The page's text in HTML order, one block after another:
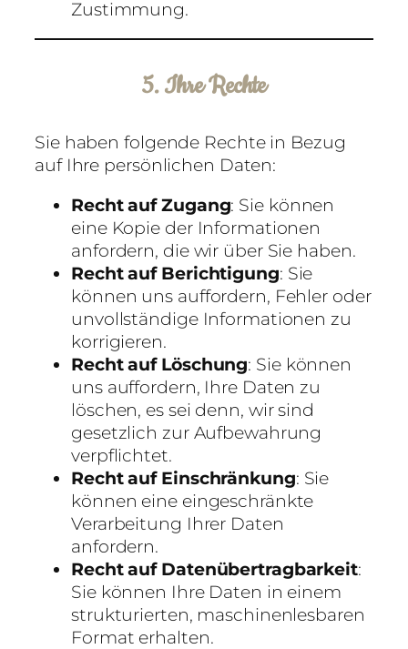
Zustimmung.
5. Ihre Rechte
Sie haben folgende Rechte in Bezug
auf Ihre persönlichen Daten:
Recht auf Zugang: Sie können
eine Kopie der Informationen
anfordern, die wir über Sie haben.
Recht auf Berichtigung: Sie
können uns auffordern, Fehler oder
unvollständige Informationen zu
korrigieren.
Recht auf Löschung: Sie können
uns auffordern, Ihre Daten zu
löschen, es sei denn, wir sind
gesetzlich zur Aufbewahrung
verpflichtet.
Recht auf Einschränkung: Sie
können eine eingeschränkte
Verarbeitung Ihrer Daten
anfordern.
Recht auf Datenübertragbarkeit:
Sie können Ihre Daten in einem
strukturierten, maschinenlesbaren
Format erhalten.